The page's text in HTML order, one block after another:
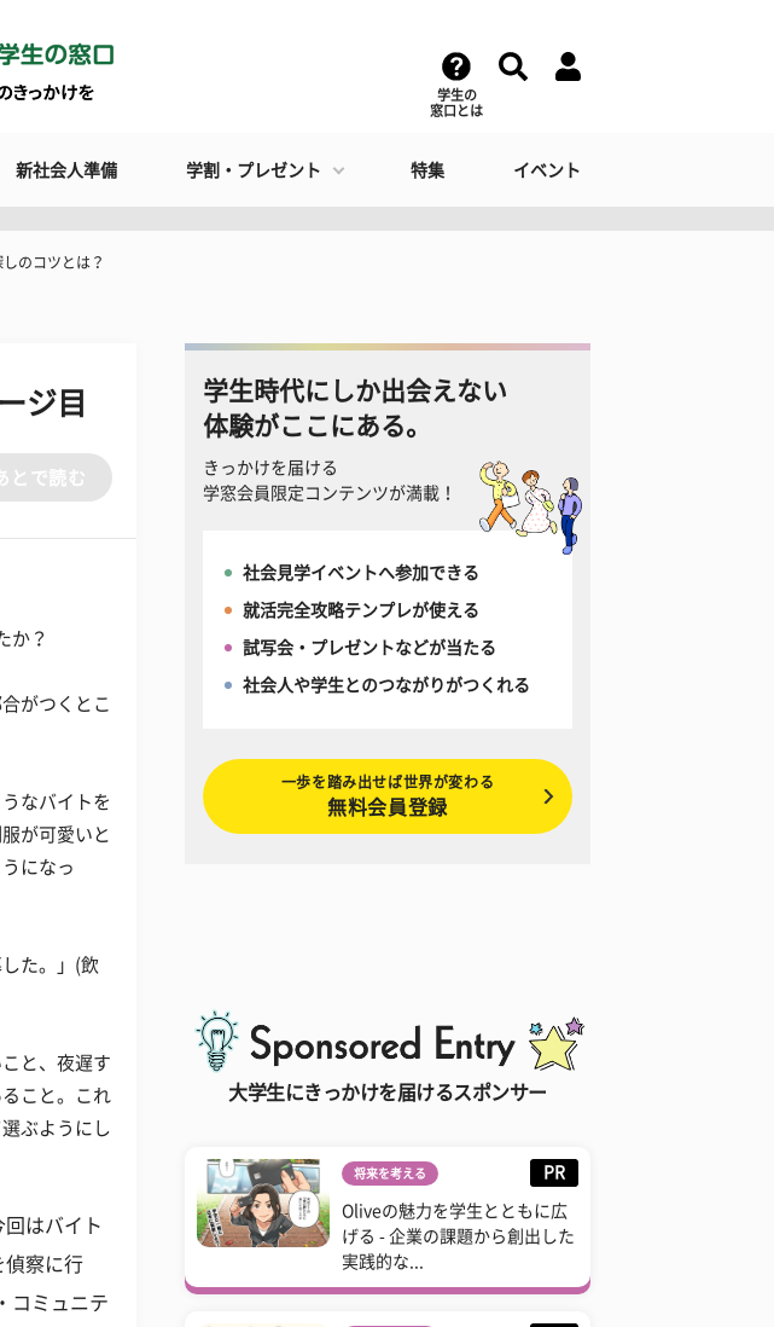
学生の
窓口とは
新社会人準備 学割・プレゼント 特集 イベント
のコツとは？
ジ目
とで読む
か？
がつくとこ
なバイトを
が可愛いと
になっ
た。」(飲
と、夜遅す
こと。これ
ぶようにし
回はバイト
偵察に行
コミュニテ
学生時代にしか出会えない
体験がここにある。
きっかけを届ける
学窓会員限定コンテンツが満載！
社会見学イベントへ参加できる
就活完全攻略テンプレが使える
試写会・プレゼントなどが当たる
社会人や学生とのつながりがつくれる
一歩を踏み出せば世界が変わる
無料会員登録
大学生にきっかけを届けるスポンサー
将来を考える PR
Oliveの魅力を学生とともに広
げる - 企業の課題から創出した
実践的な...